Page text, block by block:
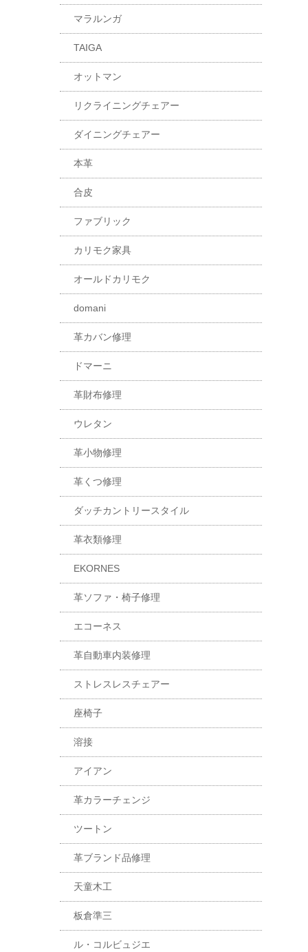
マラルンガ
TAIGA
オットマン
リクライニングチェアー
ダイニングチェアー
本革
合皮
ファブリック
カリモク家具
オールドカリモク
domani
革カバン修理
ドマーニ
革財布修理
ウレタン
革小物修理
革くつ修理
ダッチカントリースタイル
革衣類修理
EKORNES
革ソファ・椅子修理
エコーネス
革自動車内装修理
ストレスレスチェアー
座椅子
溶接
アイアン
革カラーチェンジ
ツートン
革ブランド品修理
天童木工
板倉準三
ル・コルビュジエ